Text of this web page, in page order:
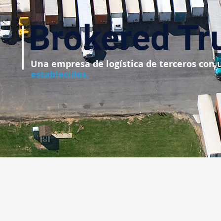
Brokered
Una empresa de logística de terceros con
establecidos.